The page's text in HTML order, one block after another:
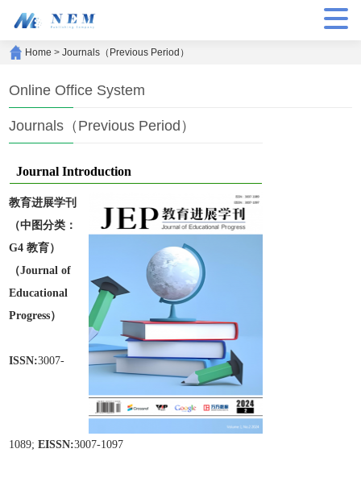
Home >Journals（Previous Period）
Online Office System
Journals（Previous Period）
Journal Introduction
教育进展学刊
（中图分类：
G4 教育）
（Journal of
Educational
Progress）
ISSN:3007-
1089;EISSN:3007-1097